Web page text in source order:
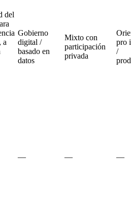
del
a
Gobierno
digital /
basado en
datos
Mixto con
participación
privada
pro
/
— — —